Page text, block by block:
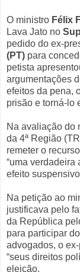
O ministro Félix
Lava Jato no
pedido do ex-
(PT) para
petista
argumentações
efeitos da pena,
prisão e torná-lo
Na avaliação do
da 4ª Região
remeter o
“uma verdadeira
efeito
Na petição ao
justificava pelo
da República
para participar
advogados, o
“seus direitos
eleição.